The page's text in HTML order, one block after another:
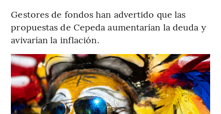
Gestores de fondos han advertido que las
propuestas de Cepeda aumentarían la deuda y
avivarían la inflación.